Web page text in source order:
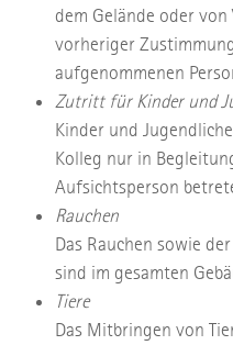
dem Gelände oder
vorheriger
aufgenommenen
Zutritt für Kinder und
Kinder und
Kolleg nur in
Aufsichtsperson
Rauchen
Das Rauchen sowie
sind im gesamten
Tiere
Das Mitbringen von